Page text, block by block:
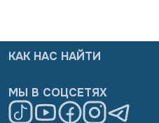
КАК НАС НАЙТИ
МЫ В СОЦСЕТЯХ